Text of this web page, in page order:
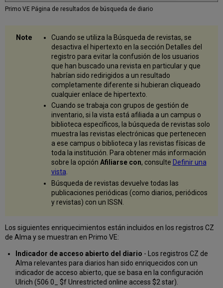
Primo VE Página de resultados de búsqueda de diario
Cuando se utiliza la Búsqueda de revistas, se
desactiva el hipertexto en la sección Detalles del
registro para evitar la confusión de los usuarios
que han buscado una revista en particular y que
habrían sido redirigidos a un resultado
completamente diferente si hubieran cliqueado
cualquier enlace de hipertexto.
Cuando se trabaja con grupos de gestión de
inventario, si la vista está afiliada a un campus o
biblioteca específicos, la búsqueda de revistas solo
muestra las revistas electrónicas que pertenecen
a ese campus o biblioteca y las revistas físicas de
toda la institución. Para obtener más información
sobre la opción Afiliarse con, consulte Definir una
vista.
Búsqueda de revistas devuelve todas las
publicaciones periódicas (como diarios, periódicos
y revistas) con un ISSN.
Los siguientes enriquecimientos están incluidos en los registros CZ
de Alma y se muestran en Primo VE:
Indicador de acceso abierto del diario - Los registros CZ de
Alma relevantes para diarios han sido enriquecidos con un
indicador de acceso abierto, que se basa en la configuración
Ulrich (506 0_ $f Unrestricted online access $2 star).